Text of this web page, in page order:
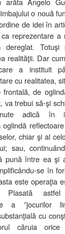
o nouă
de idei în
reprezentare a
dereglat. Totuşi
realităţii. Dar
a instituit
cu realitatea,
frontală, de
va trebui să-şi
adică în
chiar şi al
sau,
pună între ea şi
se în
este operaţia
a ”jocurilor
cu
căruia